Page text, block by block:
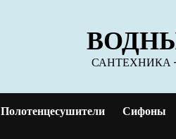
САНТЕХНИКА
Полотенцесушители Сифоны